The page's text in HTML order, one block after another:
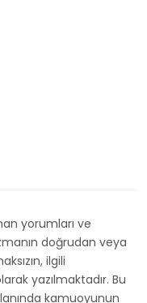
yorumları ve
doğrudan veya
ilgili
yazılmaktadır. Bu
kamuoyunun